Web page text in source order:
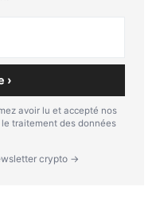
›
avoir lu et accepté nos
traitement des données
crypto →